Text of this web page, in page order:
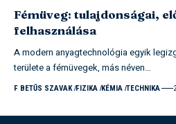
Fémüveg: tulajdonságai,
felhasználása
A modern anyagtechnológia egyik
területe a fémüvegek, más néven…
F BETŰS SZAVAK FIZIKA KÉMIA TECHNIKA